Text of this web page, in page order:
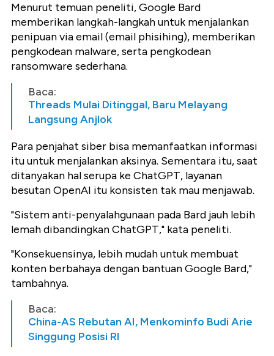
Menurut temuan peneliti, Google Bard
memberikan langkah-langkah untuk menjalankan
penipuan via email (email phisihing), memberikan
pengkodean malware, serta pengkodean
ransomware sederhana.
Baca:
Threads Mulai Ditinggal, Baru Melayang
Langsung Anjlok
Para penjahat siber bisa memanfaatkan informasi
itu untuk menjalankan aksinya. Sementara itu, saat
ditanyakan hal serupa ke ChatGPT, layanan
besutan OpenAI itu konsisten tak mau menjawab.
"Sistem anti-penyalahgunaan pada Bard jauh lebih
lemah dibandingkan ChatGPT," kata peneliti.
"Konsekuensinya, lebih mudah untuk membuat
konten berbahaya dengan bantuan Google Bard,"
tambahnya.
Baca:
China-AS Rebutan AI, Menkominfo Budi Arie
Singgung Posisi RI